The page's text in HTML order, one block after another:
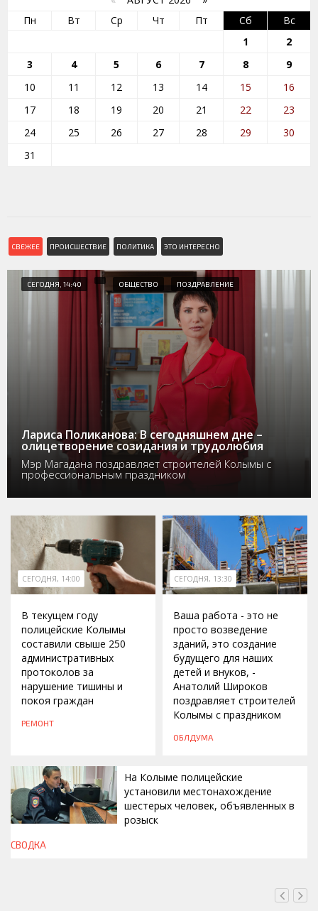
Пн
Вт Ср Чт Пт Сб
Вс
1
2
3
4 5 6 7 8
9
10
11 12 13 14 15
16
17
18 19 20 21 22
23
24
25 26 27 28 29
30
31
СВЕЖЕЕ ПРОИСШЕСТВИЕ ПОЛИТИКА ЭТО ИНТЕРЕСНО
СЕГОДНЯ, 14:40 ОБЩЕСТВО ПОЗДРАВЛЕНИЕ
Лариса Поликанова: В сегодняшнем дне –
олицетворение созидания и трудолюбия
Мэр Магадана поздравляет строителей Колымы с
профессиональным праздником
СЕГОДНЯ, 14:00
В текущем году
полицейские Колымы
составили свыше 250
административных
протоколов за
нарушение тишины и
покоя граждан
РЕМОНТ
СЕГОДНЯ, 13:30
Ваша работа - это не
просто возведение
зданий, это создание
будущего для наших
детей и внуков, -
Анатолий Широков
поздравляет строителей
Колымы с праздником
ОБЛДУМА
СЕГОДНЯ, 13:00
На Колыме полицейские
установили местонахождение
шестерых человек, объявленных в
розыск
СВОДКА